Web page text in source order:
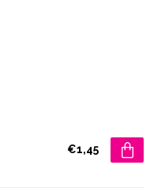
€1,45